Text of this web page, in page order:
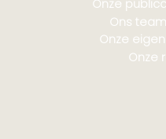
Onze
Ons
Onze
Onze